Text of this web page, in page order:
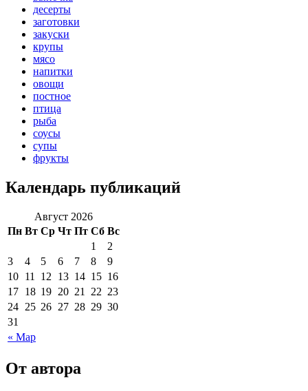
десерты
заготовки
закуски
крупы
мясо
напитки
овощи
постное
птица
рыба
соусы
супы
фрукты
Календарь публикаций
Август 2026
Пн Вт Ср Чт Пт Сб Вс
« Мар
1
2
3
4 5 6 7 8
9
10 11 12 13 14 15 16
17 18 19 20 21 22 23
24 25 26 27 28 29 30
31
От автора